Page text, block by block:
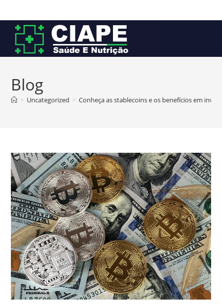
para
conteúdo
Blog
> Uncategorized > Conheça as stablecoins e os benefícios em